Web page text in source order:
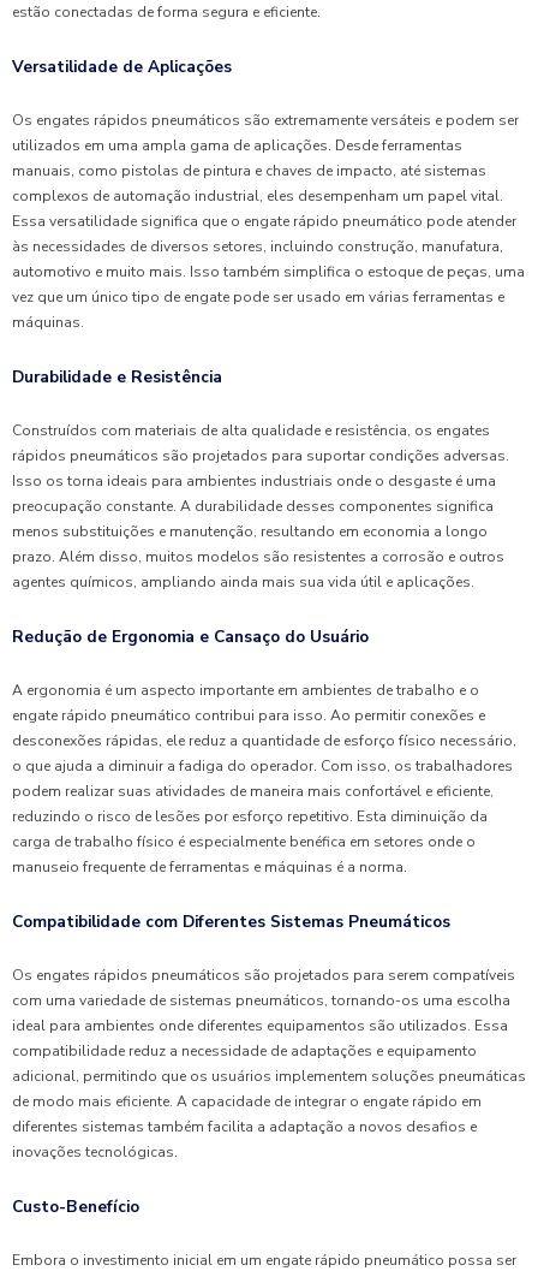
estão conectadas de forma segura e eficiente.
Versatilidade de Aplicações
Os engates rápidos pneumáticos são extremamente versáteis e podem ser
utilizados em uma ampla gama de aplicações. Desde ferramentas
manuais, como pistolas de pintura e chaves de impacto, até sistemas
complexos de automação industrial, eles desempenham um papel vital.
Essa versatilidade significa que o engate rápido pneumático pode atender
às necessidades de diversos setores, incluindo construção, manufatura,
automotivo e muito mais. Isso também simplifica o estoque de peças, uma
vez que um único tipo de engate pode ser usado em várias ferramentas e
máquinas.
Durabilidade e Resistência
Construídos com materiais de alta qualidade e resistência, os engates
rápidos pneumáticos são projetados para suportar condições adversas.
Isso os torna ideais para ambientes industriais onde o desgaste é uma
preocupação constante. A durabilidade desses componentes significa
menos substituições e manutenção, resultando em economia a longo
prazo. Além disso, muitos modelos são resistentes a corrosão e outros
agentes químicos, ampliando ainda mais sua vida útil e aplicações.
Redução de Ergonomia e Cansaço do Usuário
A ergonomia é um aspecto importante em ambientes de trabalho e o
engate rápido pneumático contribui para isso. Ao permitir conexões e
desconexões rápidas, ele reduz a quantidade de esforço físico necessário,
o que ajuda a diminuir a fadiga do operador. Com isso, os trabalhadores
podem realizar suas atividades de maneira mais confortável e eficiente,
reduzindo o risco de lesões por esforço repetitivo. Esta diminuição da
carga de trabalho físico é especialmente benéfica em setores onde o
manuseio frequente de ferramentas e máquinas é a norma.
Compatibilidade com Diferentes Sistemas Pneumáticos
Os engates rápidos pneumáticos são projetados para serem compatíveis
com uma variedade de sistemas pneumáticos, tornando-os uma escolha
ideal para ambientes onde diferentes equipamentos são utilizados. Essa
compatibilidade reduz a necessidade de adaptações e equipamento
adicional, permitindo que os usuários implementem soluções pneumáticas
de modo mais eficiente. A capacidade de integrar o engate rápido em
diferentes sistemas também facilita a adaptação a novos desafios e
inovações tecnológicas.
Custo-Benefício
Embora o investimento inicial em um engate rápido pneumático possa ser